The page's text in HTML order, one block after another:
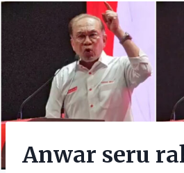
Anwar seru